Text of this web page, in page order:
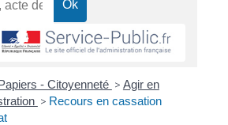
- Citoyenneté > Agir en
> Recours en cassation